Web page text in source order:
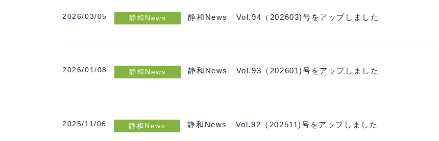
2026/03/05 静和News 静和News Vol.94（202603)号をアップしました
2026/01/08 静和News 静和News Vol.93（202601)号をアップしました
2025/11/06 静和News 静和News Vol.92（202511)号をアップしました